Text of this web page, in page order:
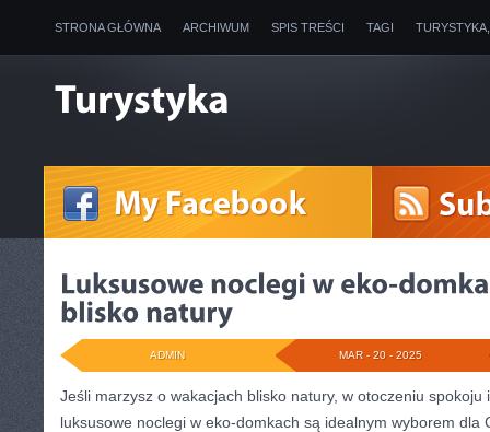
STRONA GŁÓWNA ARCHIWUM SPIS TREŚCI TAGI
MAR - 20 - 2025
ADMIN
Jeśli ⁢marzysz o wakacjach blisko‍ natury, ‌w ⁣otoczeniu​ spokoju
luksusowe ⁤noclegi w eko-domkach‌ są idealnym⁢ wyborem‌ dla